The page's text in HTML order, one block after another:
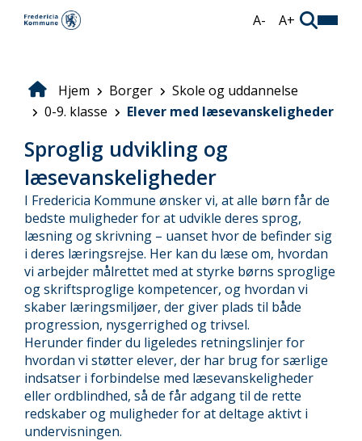
A- A+
Brødkrumme
Hjem Borger
Skole og uddannelse
0-9. klasse
Elever med læsevanskeligheder
Sproglig udvikling og
læsevanskeligheder
I Fredericia Kommune ønsker vi, at alle børn får de
bedste muligheder for at udvikle deres sprog,
læsning og skrivning – uanset hvor de befinder sig
i deres læringsrejse. Her kan du læse om, hvordan
vi arbejder målrettet med at styrke børns sproglige
og skriftsproglige kompetencer, og hvordan vi
skaber læringsmiljøer, der giver plads til både
progression, nysgerrighed og trivsel.
Herunder finder du ligeledes retningslinjer for
hvordan vi støtter elever, der har brug for særlige
indsatser i forbindelse med læsevanskeligheder
eller ordblindhed, så de får adgang til de rette
redskaber og muligheder for at deltage aktivt i
undervisningen.